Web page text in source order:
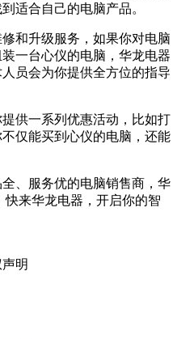
适合自己的电脑产品。
和升级服务，如果你对电脑
一台心仪的电脑，华龙电器
员会为你提供全方位的指导
供一系列优惠活动，比如打
仅能买到心仪的电脑，还能
、服务优的电脑销售商，华
来华龙电器，开启你的智